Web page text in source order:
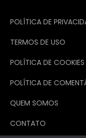
POLÍTICA DE
TERMOS DE USO
POLÍTICA DE COOKIES
POLÍTICA DE
QUEM SOMOS
CONTATO